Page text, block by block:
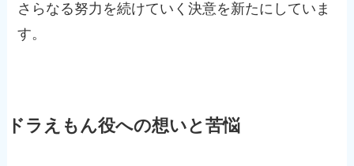
さらなる努力を続けていく決意を新たにしていま
す。
ドラえもん役への想いと苦悩